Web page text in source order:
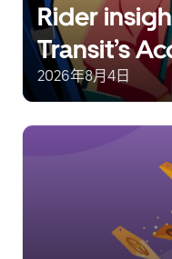
Rider
Transit’s
Choice
2026年8月4日